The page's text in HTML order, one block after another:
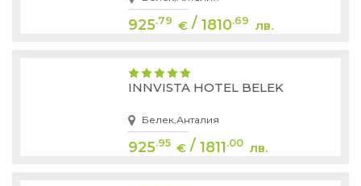
925.79 € /1810.69 лв.
INNVISTA HOTEL BELEK
Белек,Анталия
925.95 € /1811.00 лв.